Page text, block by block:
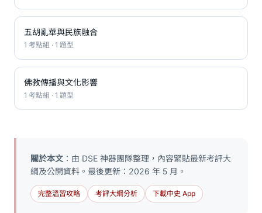
五胡亂華與民族融合
1 考點組 · 1 題型
佛教傳播與文化影響
1 考點組 · 1 題型
關於本文 ：由 DSE 神器團隊整理，內容緊貼最新考評大
綱及公開資料。最後更新：2026 年 5 月。
完整溫習攻略 考評大綱分析 下載中史 App